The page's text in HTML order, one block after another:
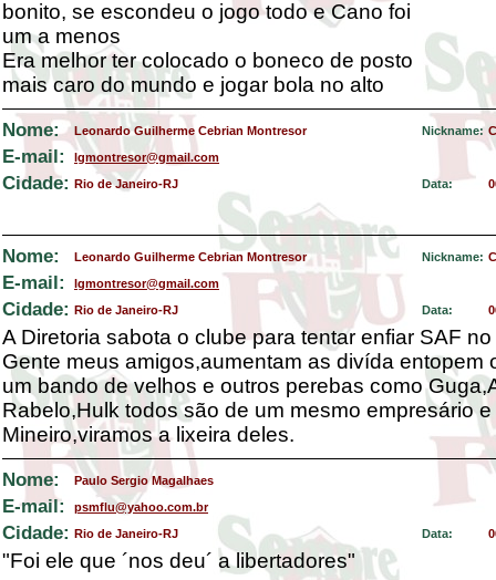
bonito, se escondeu o jogo todo e Cano foi
um a menos
Era melhor ter colocado o boneco de posto
mais caro do mundo e jogar bola no alto
Nome: Leonardo Guilherme Cebrian Montresor Nickname:
E-mail: lgmontresor@gmail.com
Cidade: Rio de Janeiro-RJ Data:
Nome: Leonardo Guilherme Cebrian Montresor Nickname:
E-mail: lgmontresor@gmail.com
Cidade: Rio de Janeiro-RJ Data:
A Diretoria sabota o clube para tentar enfiar SAF
Gente meus amigos,aumentam as divída entopem
um bando de velhos e outros perebas como
Rabelo,Hulk todos são de um mesmo empresário
Mineiro,viramos a lixeira deles.
Nome: Paulo Sergio Magalhaes
E-mail: psmflu@yahoo.com.br
Cidade: Rio de Janeiro-RJ Data:
"Foi ele que ´nos deu´ a libertadores"